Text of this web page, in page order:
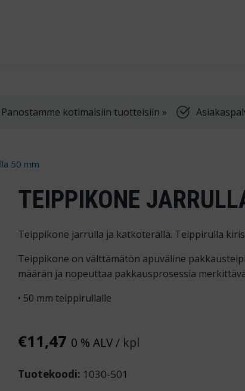
Panostamme kotimaisiin tuotteisiin »
50 mm
TEIPPIKONE
Teippikone jarrulla ja katkoterällä. Teippirulla
Teippikone on välttämätön apuväline
määrän ja nopeuttaa pakkausprosessia
• 50 mm teippirullalle
€11,47 0 % ALV/ kpl
Tuotekoodi: 1030-501